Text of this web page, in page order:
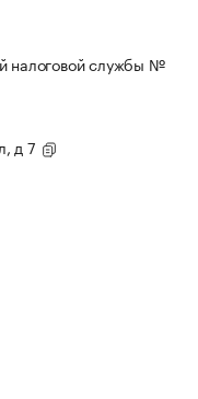
налоговой службы №
д 7